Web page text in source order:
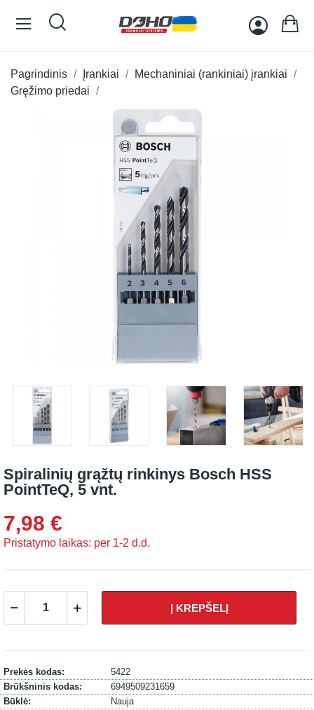
Pagrindinis Įrankiai
Mechaniniai (rankiniai) įrankiai
Gręžimo priedai
Spiralinių grąžtų rinkinys Bosch HSS
PointTeQ, 5 vnt.
7,98 €
Pristatymo laikas: per 1-2 d.d.
Į KREPŠELĮ
Prekės kodas:
5422
Brūkšninis kodas:
6949509231659
Būklė:
Nauja